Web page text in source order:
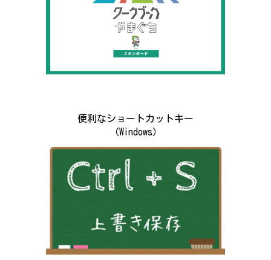
便利なショートカットキー
（Windows）